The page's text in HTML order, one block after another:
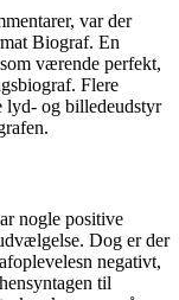
var der
Biograf. En
værende perfekt,
Flere
lyd- og billedeudstyr
nogle positive
Dog er der
negativt,
til